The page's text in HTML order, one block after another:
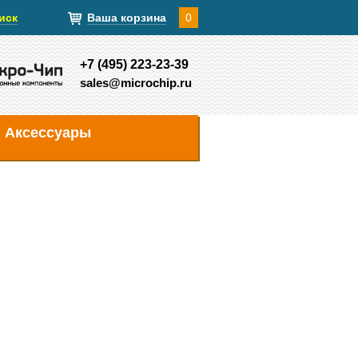
Ваша корзина 0
+7 (495) 223-23-39
sales@microchip.ru
Аксессуары